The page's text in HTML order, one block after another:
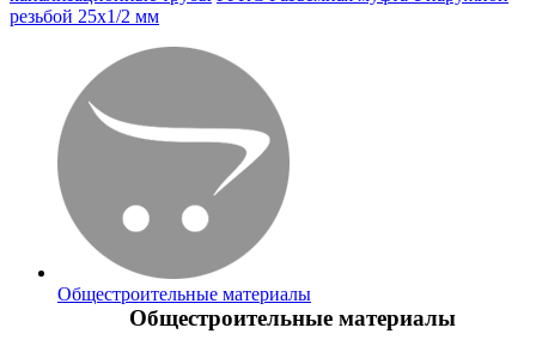
резьбой 25х1/2 мм
Общестроительные материалы
Общестроительные материалы